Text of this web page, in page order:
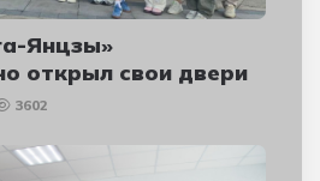
Янцзы»
открыл свои двери
3602